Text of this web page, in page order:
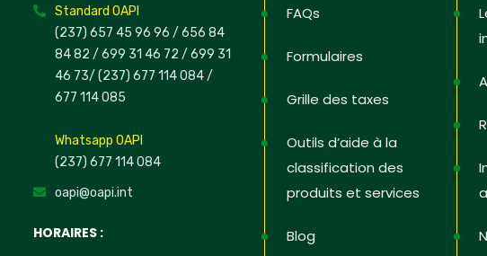
Standard OAPI
(237) 657 45 96 96 / 656 84
84 82 / 699 31 46 72 / 699 31
46 73/ (237) 677 114 084 /
677 114 085
Whatsapp OAPI
(237) 677 114 084
oapi@oapi.int
HORAIRES :
FAQs
Formulaires
Grille des taxes
Outils d’aide à la
classification des
produits et services
Blog
Non, merci